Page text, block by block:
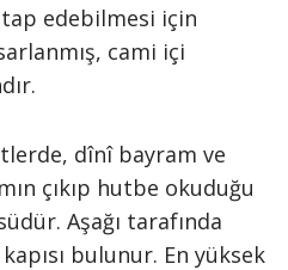
edebilmesi için
cami içi
dînî bayram ve
çıkıp hutbe okuduğu
Aşağı tarafında
bulunur. En yüksek